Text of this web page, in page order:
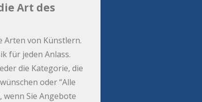
Art des
Arten von Künstlern.
für jeden Anlass.
die Kategorie, die
oder “Alle
wenn Sie Angebote